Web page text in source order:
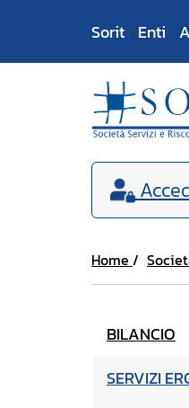
Sorit Enti
Home
BILANCIO
SERVIZI